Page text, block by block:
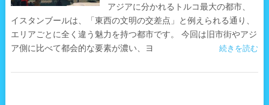
アジアに分かれるトルコ最大の都市、
イスタンブールは、「東西の文明の交差点」と例えられる通り、
エリアごとに全く違う魅力を持つ都市です。 今回は旧市街やアジ
ア側に比べて都会的な要素が濃い、ヨ
続きを読む